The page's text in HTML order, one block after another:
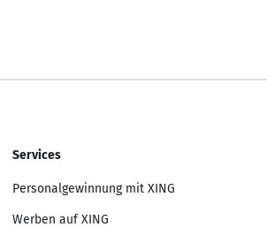
Services
Personalgewinnung mit XING
Werben auf XING